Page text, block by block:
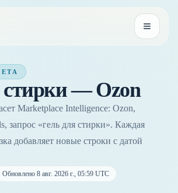
стирки — Ozon
Marketplace Intelligence: Ozon,
запрос «гель для стирки». Каждая
добавляет новые строки с датой
Обновлено 8 авг. 2026 г., 05:59 UTC